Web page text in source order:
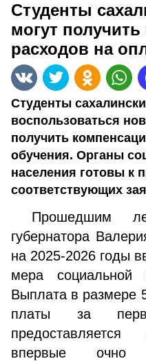
Студенты
могут
расходов на
Студенты
воспользоваться
получить
обучения. Органы
населения готовы к
соответствующих
Прошедшим
губернатора
на 2025-2026 годы
мера социальной
Выплата в размере
платы за
впервые очно